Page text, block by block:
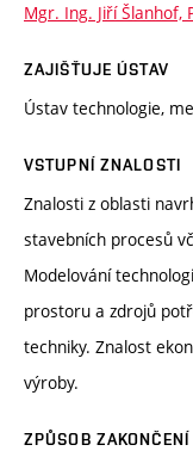
Mgr. Ing. Jiří Šlanhof,
ZAJIŠŤUJE ÚSTAV
Ústav technologie,
VSTUPNÍ ZNALOSTI
Znalosti z oblasti
stavebních procesů
Modelování
prostoru a zdrojů
techniky. Znalost
výroby.
ZPŮSOB